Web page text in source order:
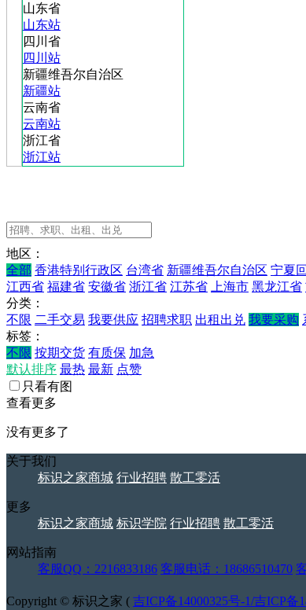
山东省
山东站
四川省
四川站
新疆维吾尔自治区
新疆站
云南省
云南站
浙江省
浙江站
地区：
全部 香港特别行政区 台湾省 新疆维吾尔自治区 宁夏
江西省 福建省 安徽省 浙江省 江苏省 上海市 黑龙江省
分类：
不限 二手交易 我要供应 招聘求职 出租出兑 我要采购
标签：
不限 按期交货 有质保 加急
默认排序 最热 最新 点赞
只看有图
查看更多
没有更多了
关于我们
标识之家商城 行业招聘 散工零活
更多
标识之家商城 标识学院 行业招聘 散工零活
网站指南
客服QQ：2216833186 客服电话：18686510470
Copyright © 标识之家 ( 吉ICP备14000325号-1/吉ICP备